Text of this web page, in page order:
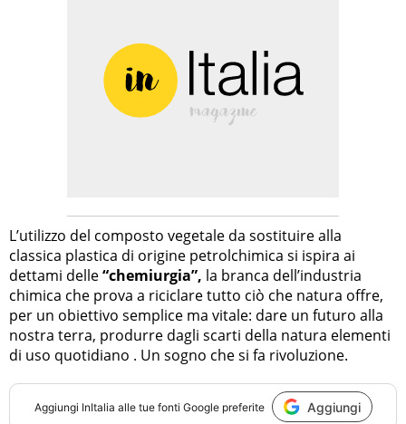
L’utilizzo del composto vegetale da sostituire alla
classica plastica di origine petrolchimica si ispira ai
dettami delle“chemiurgia”, la branca dell’industria
chimica che prova a riciclare tutto ciò che natura offre,
per un obiettivo semplice ma vitale: dare un futuro alla
nostra terra, produrre dagli scarti della natura elementi
di uso quotidiano . Un sogno che si fa rivoluzione.
Aggiungi InItalia alle tue fonti Google preferite Aggiungi